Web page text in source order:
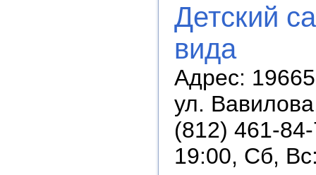
Детский
вида
Адрес:
ул.
(812) 461-
19:00, Сб,